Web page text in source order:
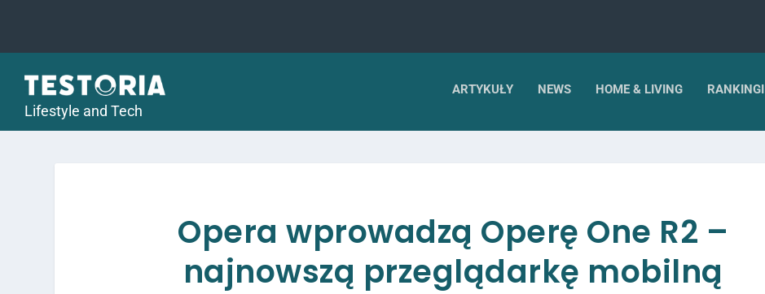
Lifestyle and Tech
ARTYKUŁY NEWS HOME & LIVING RANKINGI
Opera wprowadzą Operę One R2 –
najnowszą przeglądarkę mobilną